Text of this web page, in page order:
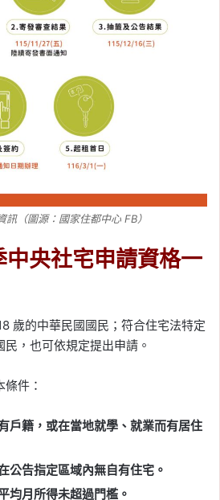
（圖源：國家住都中心 FB）
央社宅申請資格一
歲的中華民國國民；符合住宅法特定
，也可依規定提出申請。
件：
戶籍，或在當地就學、就業而有居住
公告指定區域內無自有住宅。
均月所得未超過門檻。